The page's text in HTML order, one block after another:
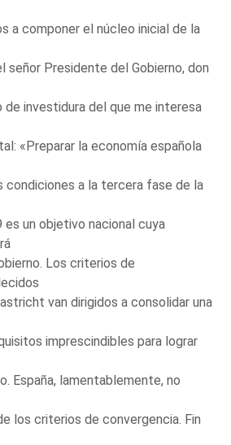
a componer el núcleo inicial de la
señor Presidente del Gobierno, don
de investidura del que me interesa
«Preparar la economía española
condiciones a la tercera fase de la
un objetivo nacional cuya
Los criterios de
van dirigidos a consolidar una
imprescindibles para lograr
España, lamentablemente, no
los criterios de convergencia. Fin